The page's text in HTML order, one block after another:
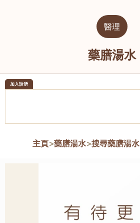
醫理
藥膳湯水
加入診所
主頁>藥膳湯水>搜尋藥膳湯水